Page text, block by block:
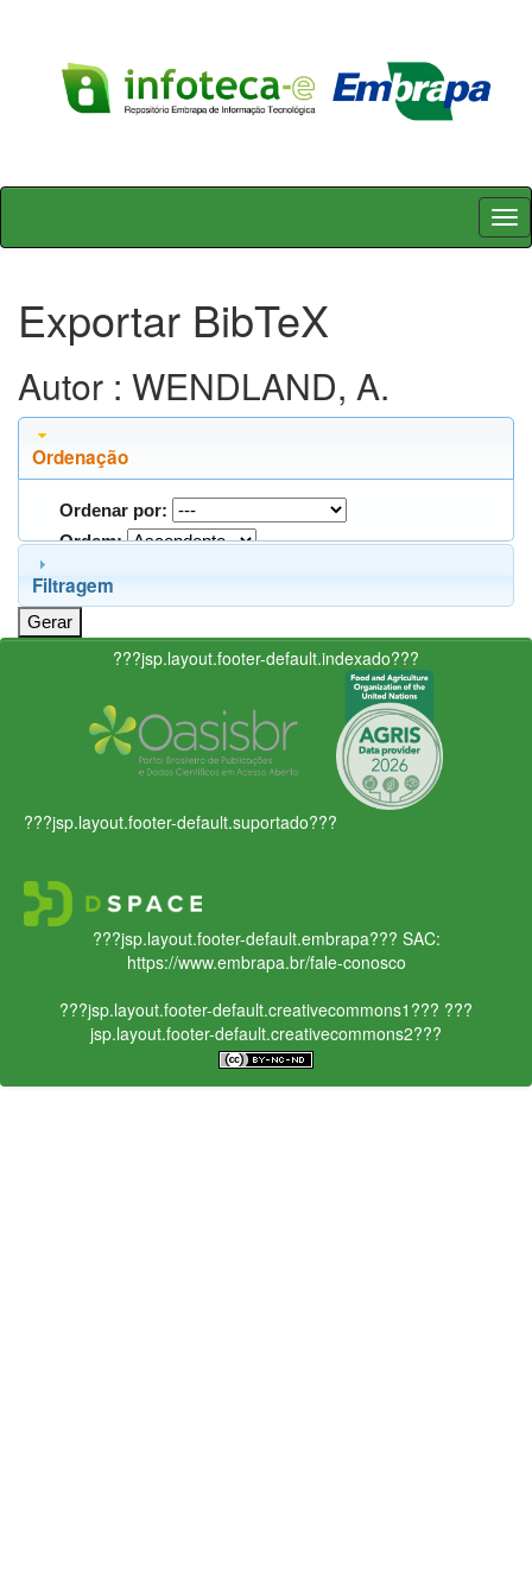
Skip
Exportar BibTeX
Autor : WENDLAND, A.
Ordenação
Ordenar por:
Ordem:
Filtragem
???jsp.layout.footer-default.indexado???
???jsp.layout.footer-default.suportado???
???jsp.layout.footer-default.embrapa??? SAC:
https://www.embrapa.br/fale-conosco
???jsp.layout.footer-default.creativecommons1??? ???
jsp.layout.footer-default.creativecommons2???